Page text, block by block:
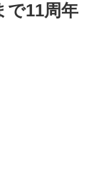
で11周年